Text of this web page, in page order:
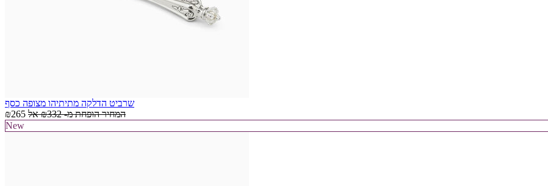
שרביט הדלקה מתיתיהו מצופה כסף
₪265
המחיר הופחת מ-₪332 אל
New